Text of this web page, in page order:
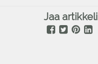
Jaa artikkeli